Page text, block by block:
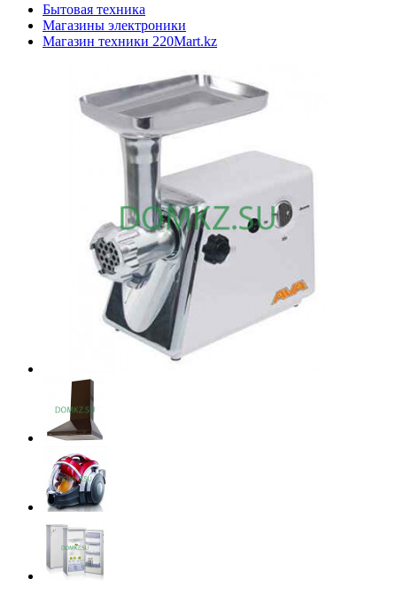
Бытовая техника
Магазины электроники
Магазин техники 220Mart.kz